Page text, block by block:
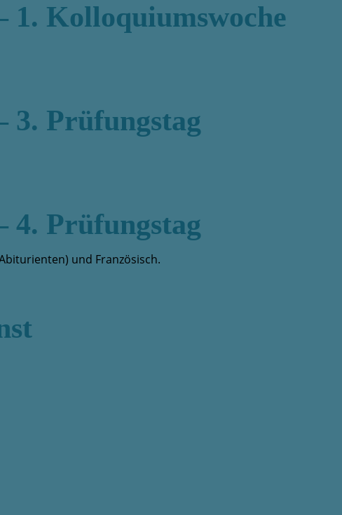
Kolloquiumswoche
Prüfungstag
Prüfungstag
und Französisch.